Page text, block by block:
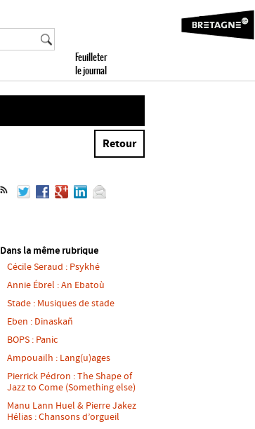
Retour
Dans la même rubrique
Cécile Seraud : Psykhé
Annie Ébrel : An Ebatoù
Stade : Musiques de stade
Eben : Dinaskañ
BOPS : Panic
Ampouailh : Lang(u)ages
Pierrick Pédron : The Shape of
Jazz to Come (Something else)
Manu Lann Huel & Pierre Jakez
Hélias : Chansons d’orgueil